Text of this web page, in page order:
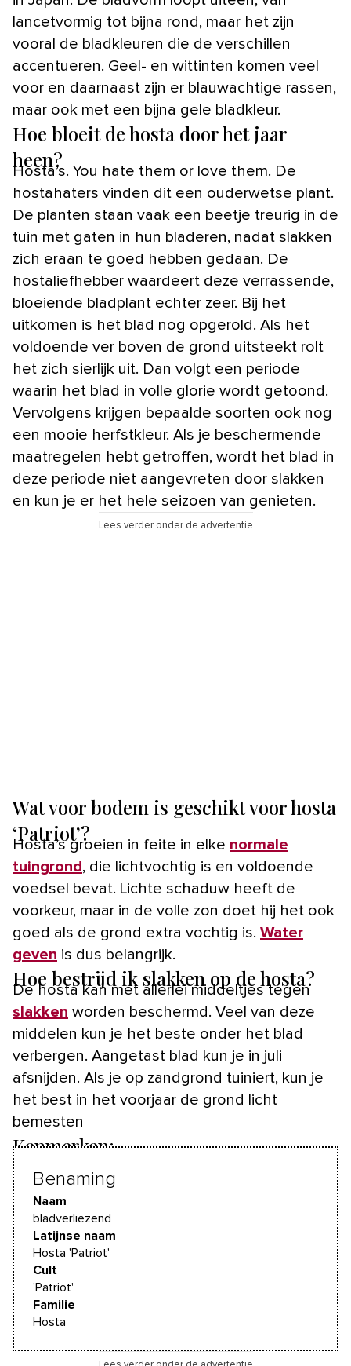
lancetvormig tot bijna rond, maar het zijn
vooral de bladkleuren die de verschillen
accentueren. Geel- en wittinten komen veel
voor en daarnaast zijn er blauwachtige rassen,
maar ook met een bijna gele bladkleur.
Hoe bloeit de hosta door het jaar
heen?
Hosta’s. You hate them or love them. De
hostahaters vinden dit een ouderwetse plant.
De planten staan vaak een beetje treurig in de
tuin met gaten in hun bladeren, nadat slakken
zich eraan te goed hebben gedaan. De
hostaliefhebber waardeert deze verrassende,
bloeiende bladplant echter zeer. Bij het
uitkomen is het blad nog opgerold. Als het
voldoende ver boven de grond uitsteekt rolt
het zich sierlijk uit. Dan volgt een periode
waarin het blad in volle glorie wordt getoond.
Vervolgens krijgen bepaalde soorten ook nog
een mooie herfstkleur. Als je beschermende
maatregelen hebt getroffen, wordt het blad in
deze periode niet aangevreten door slakken
en kun je er het hele seizoen van genieten.
Lees verder onder de advertentie
Wat voor bodem is geschikt voor hosta
‘Patriot’?
Hosta’s groeien in feite in elke normale
tuingrond , die lichtvochtig is en voldoende
voedsel bevat. Lichte schaduw heeft de
voorkeur, maar in de volle zon doet hij het ook
goed als de grond extra vochtig is. Water
geven is dus belangrijk.
Hoe bestrijd ik slakken op de hosta?
De hosta kan met allerlei middeltjes tegen
slakken worden beschermd. Veel van deze
middelen kun je het beste onder het blad
verbergen. Aangetast blad kun je in juli
afsnijden. Als je op zandgrond tuiniert, kun je
het best in het voorjaar de grond licht
bemesten
Kenmerken:
Benaming
Naam
bladverliezend
Latijnse naam
Hosta 'Patriot'
Cult
'Patriot'
Familie
Hosta